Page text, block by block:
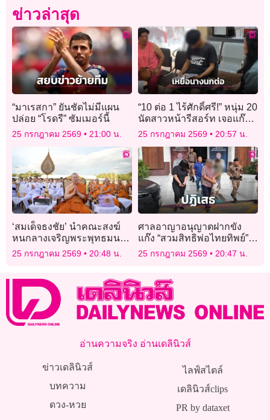
ข่าวล่าสุด
“มาเรสกา” ยันชัดไม่มีแผน
ปล่อย “โรดรี” ซัมเมอร์นี้
25 กรกฎาคม 2569 21:00 น.
“10 ต่อ 1 ไร้ศักดิ์ศรี!” หนุ่ม 20
นัดสาวหน้ารีสอร์ท เจอแก๊ง
แฟนเก่าดักรุมสกรัม อ่วมอ้วก
เป็นเลือด
25 กรกฎาคม 2569 20:57 น.
‘สมเด็จธงชัย’ นำคณะสงฆ์
หนกลางเจริญพระพุทธมนต์
นวัคคหายุสมธัมม์ถวาย
‘พระบาทสมเด็จ
25 กรกฎาคม 2569 20:48 น.
ศาลอาญาอนุญาตฝากขัง
แก๊ง “สวมสิทธิพ่อไทยทิพย์”
ปฏิเสธทุกข้อหา ได้ประกัน 3
อีก 1 นอนคุก
25 กรกฎาคม 2569 20:47 น.
อ่านความจริง อ่านเดลินิวส์
ข่าวเดลินิวส์
บทความ
ดวง-หวย
ไลฟ์สไตล์
เดลินิวส์clips
PR by dataxet